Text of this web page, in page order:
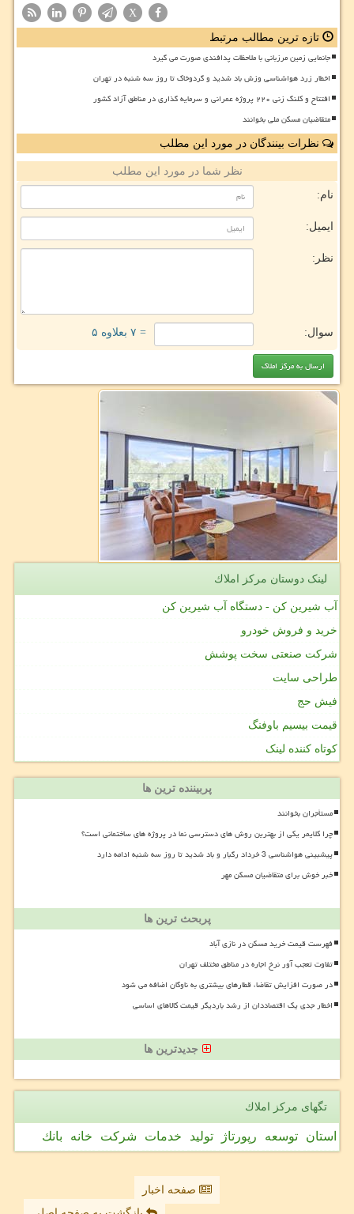
X
تازه ترین مطالب مرتبط
جانمایی زمین مرزبانی با ملاحظات پدافندی صورت می گیرد
اخطار زرد هواشناسی وزش باد شدید و گردوخاک تا روز سه شنبه در تهران
افتتاح و کلنگ زنی ۲۲۰ پروژه عمرانی و سرمایه گذاری در مناطق آزاد کشور
متقاضیان مسکن ملی بخوانند
نظرات بینندگان در مورد این مطلب
نظر شما در مورد این مطلب
نام:
ایمیل:
نظر:
سوال: = ۷ بعلاوه ۵
لینک دوستان مركز املاك
آب شیرین کن - دستگاه آب شیرین کن
خرید و فروش خودرو
شرکت صنعتی سخت پوشش
طراحی سایت
فیش حج
قیمت بیسیم باوفنگ
کوتاه کننده لینک
پربیننده ترین ها
مستأجران بخوانند
چرا کلایمر یکی از بهترین روش های دسترسی نما در پروژه های ساختمانی است؟
پیشبینی هواشناسی 3 خرداد رگبار و باد شدید تا روز سه شنبه ادامه دارد
خبر خوش برای متقاضیان مسکن مهر
پربحث ترین ها
فهرست قیمت خرید مسکن در نازی آباد
تفاوت تعجب آور نرخ اجاره در مناطق مختلف تهران
در صورت افزایش تقاضا، قطارهای بیشتری به ناوگان اضافه می شود
اخطار جدی یک اقتصاددان از رشد باردیگر قیمت کالاهای اساسی
جدیدترین ها
تگهای مركز املاك
استان توسعه رپورتاژ تولید خدمات شركت خانه بانك
صفحه اخبار